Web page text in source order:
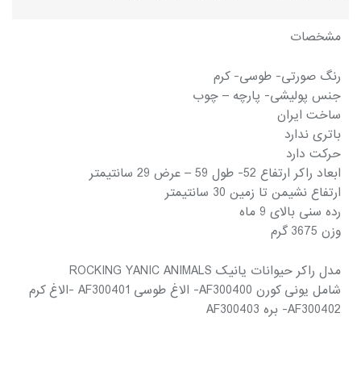
مشخصات
رنگ صورتی- طوسی- کرم
جنس پولیشی- پارچه – چوب
ساخت ایران
باتری ندارد
حرکت دارد
ابعاد راکر ارتفاع 52- طول 59 – عرض 29 سانتیمتر
ارتفاع نشیمن تا زمین 30 سانتیمتر
رده سنی بالای 9 ماه
وزن 3675 گرم
مدل راکر حیوانات یانیک ROCKING YANIC ANIMALS
شامل یونی کورن AF300400- الاغ طوسی AF300401 -الاغ کرم
AF300402- بره AF300403